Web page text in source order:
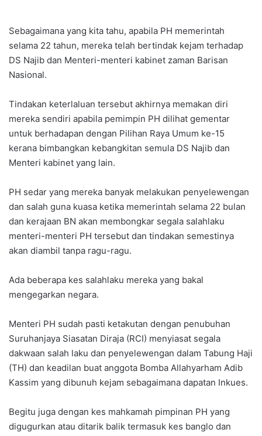
Sebagaimana yang kita tahu, apabila PH memerintah
selama 22 tahun, mereka telah bertindak kejam terhadap
DS Najib dan Menteri-menteri kabinet zaman Barisan
Nasional.
Tindakan keterlaluan tersebut akhirnya memakan diri
mereka sendiri apabila pemimpin PH dilihat gementar
untuk berhadapan dengan Pilihan Raya Umum ke-15
kerana bimbangkan kebangkitan semula DS Najib dan
Menteri kabinet yang lain.
PH sedar yang mereka banyak melakukan penyelewengan
dan salah guna kuasa ketika memerintah selama 22 bulan
dan kerajaan BN akan membongkar segala salahlaku
menteri-menteri PH tersebut dan tindakan semestinya
akan diambil tanpa ragu-ragu.
Ada beberapa kes salahlaku mereka yang bakal
mengegarkan negara.
Menteri PH sudah pasti ketakutan dengan penubuhan
Suruhanjaya Siasatan Diraja (RCI) menyiasat segala
dakwaan salah laku dan penyelewengan dalam Tabung Haji
(TH) dan keadilan buat anggota Bomba Allahyarham Adib
Kassim yang dibunuh kejam sebagaimana dapatan Inkues.
Begitu juga dengan kes mahkamah pimpinan PH yang
digugurkan atau ditarik balik termasuk kes banglo dan